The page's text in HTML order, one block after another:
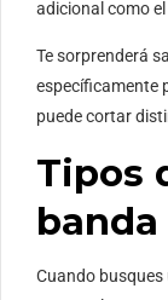
adicional como el
Te sorprenderá
específicamente
puede cortar
Tipos
banda
Cuando busques